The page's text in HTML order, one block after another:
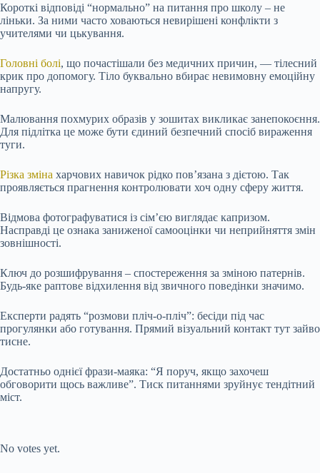
Короткі відповіді “нормально” на питання про школу – не
ліньки. За ними часто ховаються невирішені конфлікти з
учителями чи цькування.
Головні болі, що почастішали без медичних причин, — тілесний
крик про допомогу. Тіло буквально вбирає невимовну емоційну
напругу.
Малювання похмурих образів у зошитах викликає занепокоєння.
Для підлітка це може бути єдиний безпечний спосіб вираження
туги.
Різка зміна харчових навичок рідко пов’язана з дієтою. Так
проявляється прагнення контролювати хоч одну сферу життя.
Відмова фотографуватися із сім’єю виглядає капризом.
Насправді це ознака заниженої самооцінки чи неприйняття змін
зовнішності.
Ключ до розшифрування – спостереження за зміною патернів.
Будь-яке раптове відхилення від звичного поведінки значимо.
Експерти радять “розмови пліч-о-пліч”: бесіди під час
прогулянки або готування. Прямий візуальний контакт тут зайво
тисне.
Достатньо однієї фрази-маяка: “Я поруч, якщо захочеш
обговорити щось важливе”. Тиск питаннями зруйнує тендітний
міст.
No votes yet.